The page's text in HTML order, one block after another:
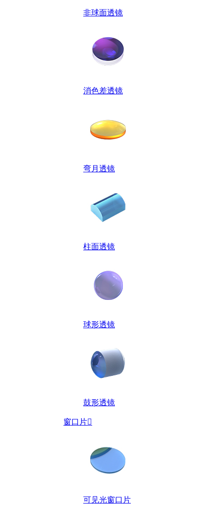
非球面透镜
消色差透镜
弯月透镜
柱面透镜
球形透镜
鼓形透镜
窗口片
可见光窗口片